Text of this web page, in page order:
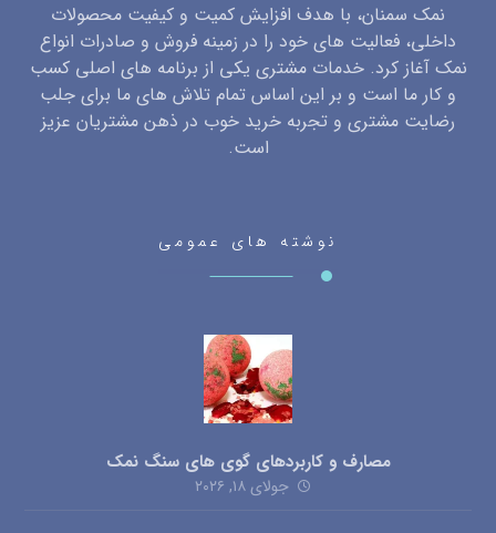
نمک سمنان، با هدف افزایش کمیت و کیفیت محصولات
داخلی، فعالیت های خود را در زمینه فروش و صادرات انواع
نمک آغاز کرد. خدمات مشتری یکی از برنامه های اصلی کسب
و کار ما است و بر این اساس تمام تلاش های ما برای جلب
رضایت مشتری و تجربه خرید خوب در ذهن مشتریان عزیز
است.
نوشته های عمومی
مصارف و کاربردهای گوی های سنگ نمک
جولای ۱۸, ۲۰۲۶